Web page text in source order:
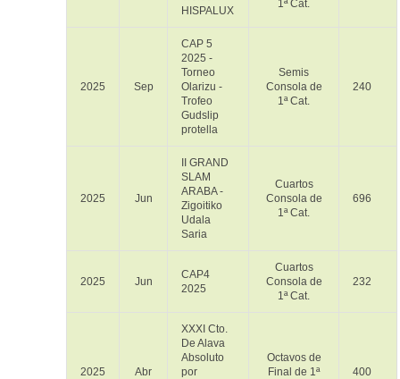
HISPALUX
1ª Cat.
2025 Sep
CAP 5
2025 -
Torneo
Olarizu -
Trofeo
Gudslip
protella
Semis
Consola de
1ª Cat.
240
2025 Jun
II GRAND
SLAM
ARABA -
Zigoitiko
Udala
Saria
Cuartos
Consola de
1ª Cat.
696
2025 Jun
CAP4
2025
Cuartos
Consola de
1ª Cat.
232
2025 Abr
XXXI Cto.
De Alava
Absoluto
por
Octavos de
Final de 1ª
400